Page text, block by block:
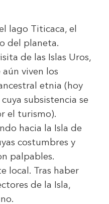
lago Titicaca, el
del planeta.
de las Islas Uros,
viven los
etnia (hoy
subsistencia se
el turismo).
hacia la Isla de
costumbres y
palpables.
local. Tras haber
de la Isla,